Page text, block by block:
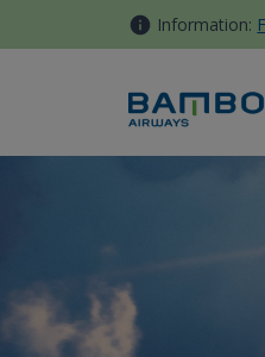
Information:
随身行李 -